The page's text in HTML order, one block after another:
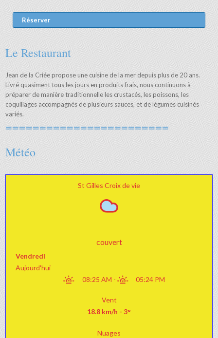
Réserver
Le Restaurant
Jean de la Criée propose une cuisine de la mer depuis plus de 20 ans.
Livré quasiment tous les jours en produits frais, nous continuons à
préparer de manière traditionnelle les crustacés, les poissons, les
coquillages accompagnés de plusieurs sauces, et de légumes cuisinés
variés.
========================
Météo
St Gilles Croix de vie
couvert
Vendredi
Aujourd'hui
08:25 AM - 05:24 PM
Vent
18.8 km/h - 3°
Nuages